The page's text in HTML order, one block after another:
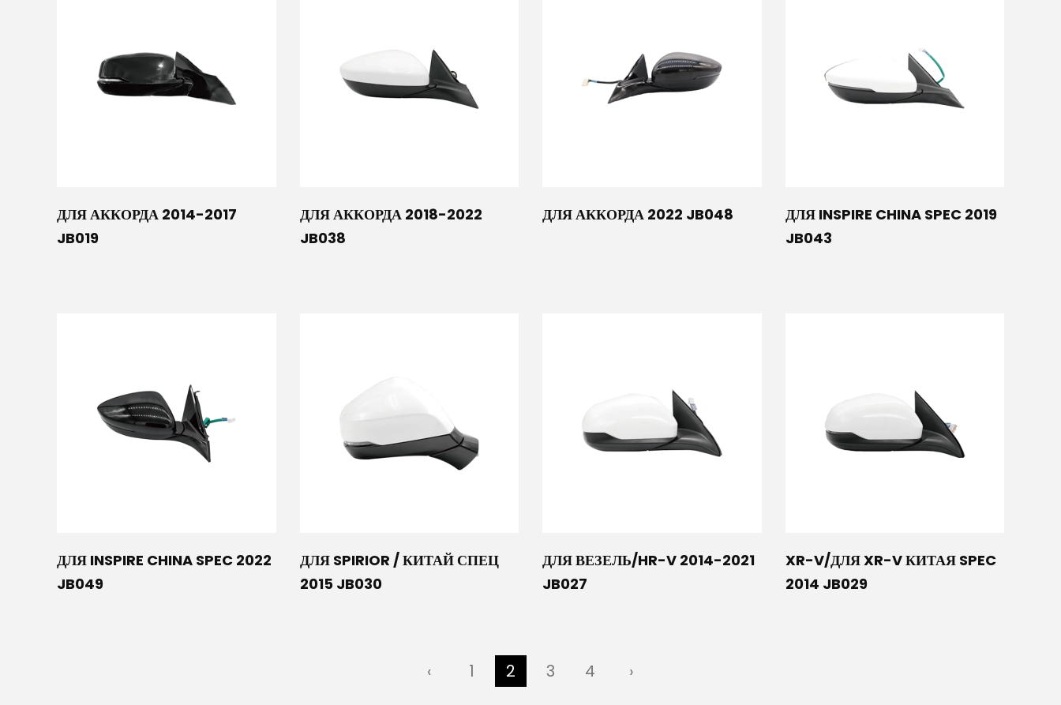
ДЛЯ АККОРДА 2014-2017
JB019
ДЛЯ АККОРДА 2018-2022
JB038
ДЛЯ АККОРДА 2022 JB048
ДЛЯ INSPIRE CHINA SPEC 2019
JB043
ДЛЯ INSPIRE CHINA SPEC 2022
JB049
ДЛЯ SPIRIOR / КИТАЙ СПЕЦ
2015 JB030
ДЛЯ ВЕЗЕЛЬ/HR-V 2014-2021
JB027
XR-V/ДЛЯ XR-V КИТАЯ SPEC
2014 JB029
‹ 1 2 3 4 ›